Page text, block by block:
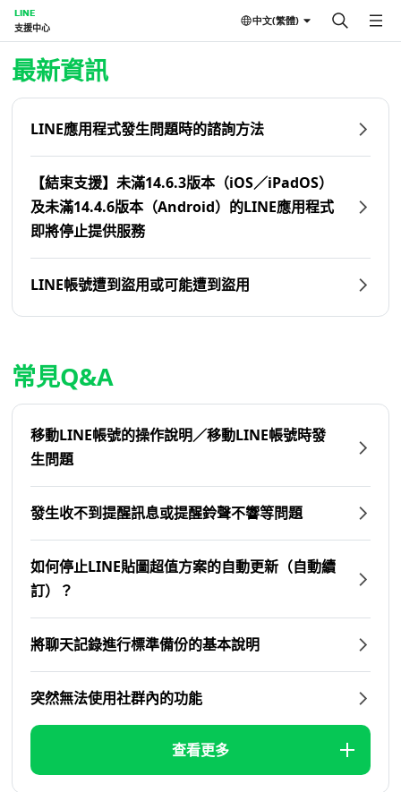
LINE
支援中心
中文(繁體)
首頁 | LINE支援中心
最新資訊
LINE應用程式發生問題時的諮詢方法
【結束支援】未滿14.6.3版本（iOS／iPadOS）
及未滿14.4.6版本（Android）的LINE應用程式
即將停止提供服務
LINE帳號遭到盜用或可能遭到盜用
常見Q&A
移動LINE帳號的操作說明／移動LINE帳號時發
生問題
發生收不到提醒訊息或提醒鈴聲不響等問題
如何停止LINE貼圖超值方案的自動更新（自動續
訂）？
將聊天記錄進行標準備份的基本說明
突然無法使用社群內的功能
查看更多